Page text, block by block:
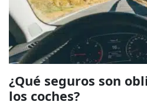
¿Qué seguros son
los coches?